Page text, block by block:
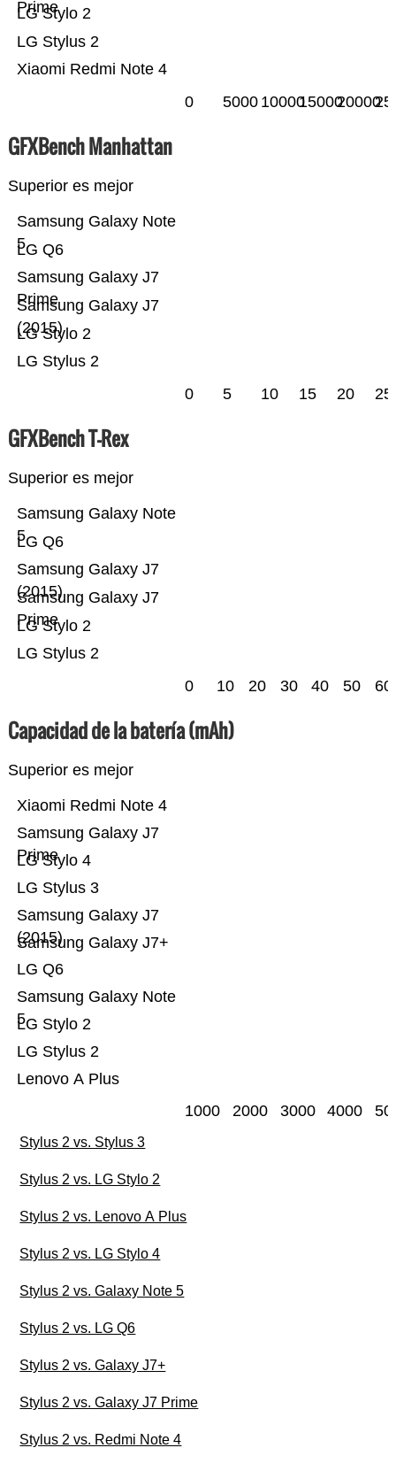
Xiaomi Redmi Note 4
LG Stylus 2
LG Stylo 2
Prime
0 5000 100001500020000
GFXBench Manhattan
Superior es mejor
LG Stylus 2
LG Stylo 2
Samsung Galaxy J7
(2015)
Samsung Galaxy J7
Prime
LG Q6
Samsung Galaxy Note
5
0 5 10 15 20 25
GFXBench T-Rex
Superior es mejor
LG Stylus 2
LG Stylo 2
Samsung Galaxy J7
Prime
Samsung Galaxy J7
(2015)
LG Q6
Samsung Galaxy Note
5
0 10 20 30 40 50 60
Capacidad de la batería (mAh)
Superior es mejor
Lenovo A Plus
LG Stylus 2
LG Stylo 2
Samsung Galaxy Note
5
LG Q6
Samsung Galaxy J7+
Samsung Galaxy J7
(2015)
LG Stylus 3
LG Stylo 4
Samsung Galaxy J7
Prime
Xiaomi Redmi Note 4
1000 2000 3000 4000
Stylus 2 vs. Stylus 3
Stylus 2 vs. LG Stylo 2
Stylus 2 vs. Lenovo A Plus
Stylus 2 vs. LG Stylo 4
Stylus 2 vs. Galaxy Note 5
Stylus 2 vs. LG Q6
Stylus 2 vs. Galaxy J7+
Stylus 2 vs. Galaxy J7 Prime
Stylus 2 vs. Redmi Note 4